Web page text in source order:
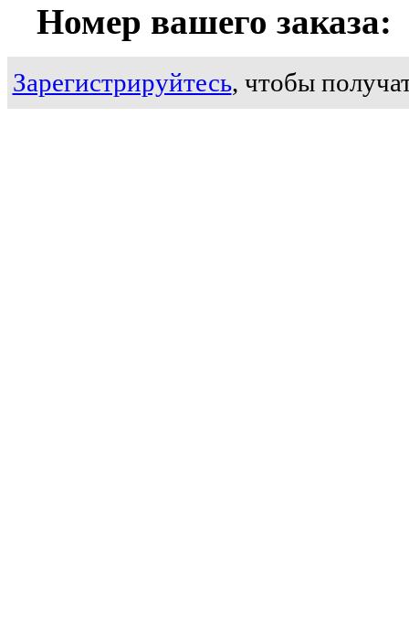
Номер вашего заказа:
Зарегистрируйтесь, чтобы